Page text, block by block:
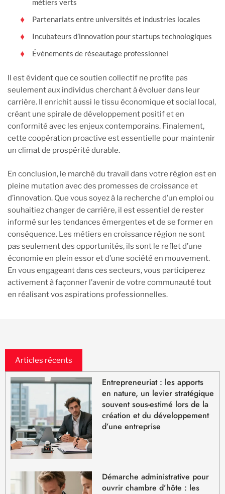
métiers verts
Partenariats entre universités et industries locales
Incubateurs d’innovation pour startups technologiques
Événements de réseautage professionnel
Il est évident que ce soutien collectif ne profite pas
seulement aux individus cherchant à évoluer dans leur
carrière. Il enrichit aussi le tissu économique et social local,
créant une spirale de développement positif et en
conformité avec les enjeux contemporains. Finalement,
cette coopération proactive est essentielle pour maintenir
un climat de prospérité durable.
En conclusion, le marché du travail dans votre région est en
pleine mutation avec des promesses de croissance et
d’innovation. Que vous soyez à la recherche d’un emploi ou
souhaitiez changer de carrière, il est essentiel de rester
informé sur les tendances émergentes et de se former en
conséquence. Les métiers en croissance région ne sont
pas seulement des opportunités, ils sont le reflet d’une
économie en plein essor et d’une société en mouvement.
En vous engageant dans ces secteurs, vous participerez
activement à façonner l’avenir de votre communauté tout
en réalisant vos aspirations professionnelles.
Articles récents
Entrepreneuriat : les apports
en nature, un levier stratégique
souvent sous-estimé lors de la
création et du développement
d’une entreprise
Démarche administrative pour
ouvrir chambre d’hôte : les